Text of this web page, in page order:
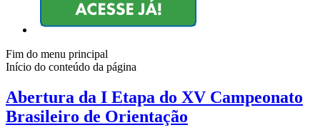
Fim do menu principal
Início do conteúdo da página
Abertura da I Etapa do XV Campeonato
Brasileiro de Orientação